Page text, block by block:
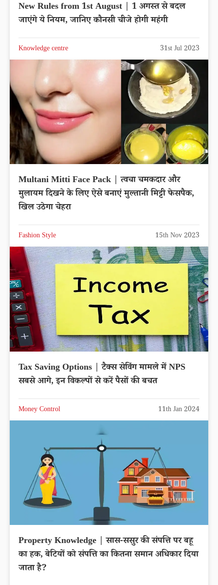
New Rules from 1st August | 1 अगस्त से बदल
जाएंगे ये नियम, जानिए कौनसी चीजे होगी महंगी
Knowledge centre 31st Jul 2023
Multani Mitti Face Pack | त्वचा चमकदार और
मुलायम दिखने के लिए ऐसे बनाएं मुल्तानी मिट्टी फेसपैक,
खिल उठेगा चेहरा
Fashion Style 15th Nov 2023
Tax Saving Options | टैक्स सेविंग मामले में NPS
सबसे आगे, इन विकल्पों से करें पैसों की बचत
Money Control 11th Jan 2024
Property Knowledge | सास-ससुर की संपत्ति पर बहू
का हक, बेटियों को संपत्ति का कितना समान अधिकार दिया
जाता है?